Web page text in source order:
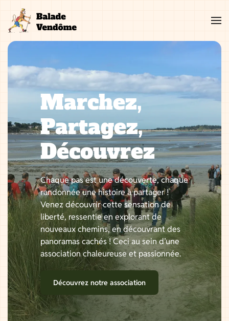
contenu
Marchez,
Partagez,
Découvrez
Chaque pas est une découverte, chaque
randonnée une histoire à partager !
Venez découvrir cette sensation de
liberté, ressentie en explorant de
nouveaux chemins, en découvrant des
panoramas cachés ! Ceci au sein d’une
association chaleureuse et passionnée.
Découvrez notre association